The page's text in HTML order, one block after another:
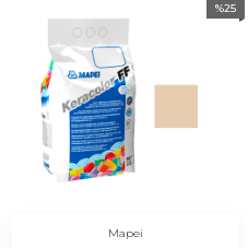
%25
Mapei